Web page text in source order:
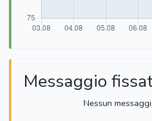
Messaggio
Nessun